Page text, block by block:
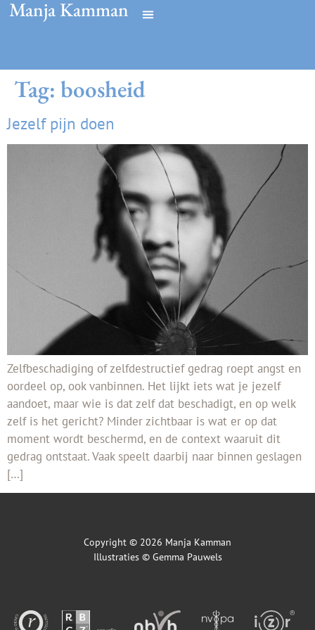
Manja Kamman
Tag: boosheid
Jezelf pijn doen
Zelfbeschadiging of zelfdestructief gedrag roept angst en
oordeel op, ook vanbinnen. Het lijkt iets wat je jezelf
aandoet, maar wie is dat zelf dat beschadigt, en op welk
zelf is het gericht? Minder zichtbaar is wat er op dat
moment wordt beschermd, en de context waaruit dit
gedrag ontstaat. Vaak speelt daarbij naar binnen geslagen
[…]
Copyright © 2026 Manja Kamman
Illustraties © Gemma Pauwels